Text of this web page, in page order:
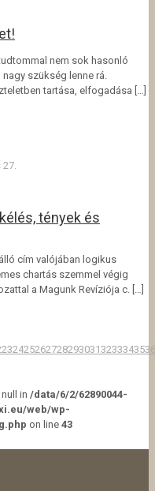
nem sok hasonló
szükség lenne rá.
tartása, elfogadása […]
27.
tények és
cím valójában logikus
chartás szemmel végig
a Magunk Revíziója c. […]
2324252627282930313233343536
in /data/6/2/62890044-
web/wp-
on line 43